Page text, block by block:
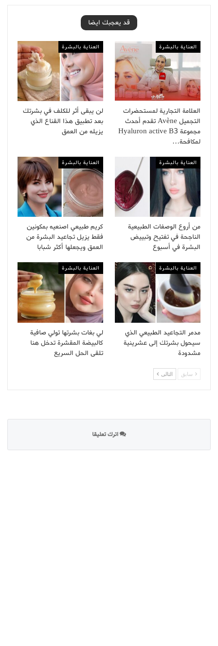
قد يعجبك ايضا
العناية بالبشرة
العلامة التجارية لمستحضرات
التجميل Avène تقدم أحدث
مجموعة Hyaluron active B3
لمكافحة…
العناية بالبشرة
لن يبقى أثر للكلف في بشرتك
بعد تطبيق هذا القناع الذي
يزيله من العمق
العناية بالبشرة
من أروع الوصفات الطبيعية
الناجحة في تفتيح وتبييض
البشرة في أسبوع
العناية بالبشرة
كريم طبيعي اصنعيه بمكونين
فقط يزيل تجاعيد البشرة من
العمق ويجعلها أكثر شبابا
العناية بالبشرة
مدمر التجاعيد الطبيعي الذي
سيحول بشرتك إلى عشرينية
مشدودة
العناية بالبشرة
لي بغات بشرتها تولي صافية
كالبيضة المقشرة تدخل هنا
تلقى الحل السريع
سابق التالى
اترك تعليقا